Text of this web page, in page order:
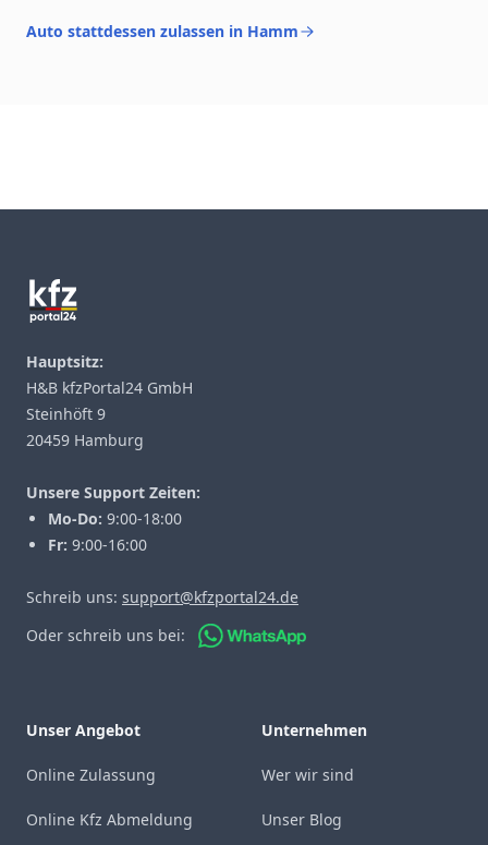
Auto stattdessen zulassen in Hamm
Hauptsitz:
H&B kfzPortal24 GmbH
Steinhöft 9
20459 Hamburg
Unsere Support Zeiten:
Mo-Do: 9:00-18:00
Fr: 9:00-16:00
Schreib uns: support@kfzportal24.de
Oder schreib uns bei:
Unser Angebot
Online Zulassung
Online Kfz Abmeldung
Unternehmen
Wer wir sind
Unser Blog